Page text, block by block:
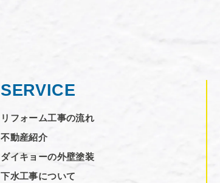
SERVICE
リフォーム工事の流れ
不動産紹介
ダイキョーの外壁塗装
下水工事について